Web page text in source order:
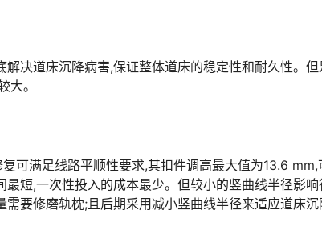
决道床沉降病害,保证整体道床的稳定性和耐久性。但
大。󠅅󠅃󠄵󠅂󠄪󠇖󠆨󠆨󠇕󠆞󠆒󠅬󠇘󠆭󠆘󠇙󠆝󠅵󠇗󠆭󠆁󠄐󠇗󠅹󠅸󠇖󠆍󠅳󠇖󠅹󠅰󠇖󠆌󠅹
可满足线路平顺性要求,其扣件调高最大值为13.6 mm,
短,一次性投入的成本最少。但较小的竖曲线半径影响
要修磨轨枕;且后期采用减小竖曲线半径来适应道床沉